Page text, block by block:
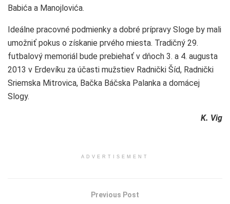
Babića a Manojlovića.
Ideálne pracovné podmienky a dobré prípravy Sloge by mali
umožniť pokus o získanie prvého miesta. Tradičný 29.
futbalový memoriál bude prebiehať v dňoch 3. a 4. augusta
2013 v Erdevíku za účasti mužstiev Radnički Šíd, Radnički
Sriemska Mitrovica, Bačka Báčska Palanka a domácej
Slogy.
K. Vig
ADVERTISEMENT
Previous Post